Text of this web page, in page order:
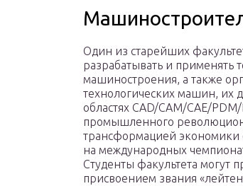
Один из старейших
разрабатывать и применять
машиностроения, а также
технологических машин, их
областях CAD/CAM/CAE/
промышленного
трансформацией экономики
на международных
Студенты факультета могут
присвоением звания